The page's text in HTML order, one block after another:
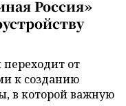
Россия»
переходит от
к созданию
в которой важную